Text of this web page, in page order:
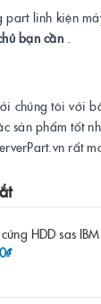
part linh kiện
bạn cần.
chúng tôi với
sản phẩm tốt
rất